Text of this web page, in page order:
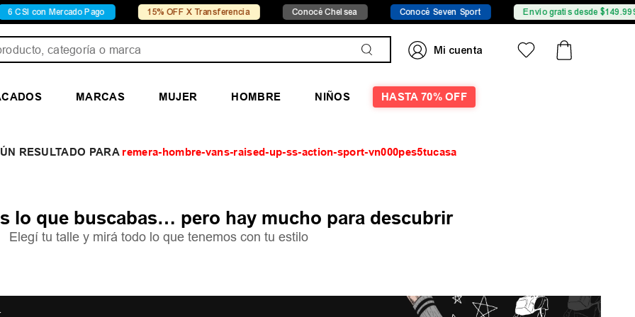
CSI con Mercado Pago 15% OFF X Transferencia Conocé Chelsea Conocé Seven Sport Envío gratis desde $149.999
MARCAS MUJER HOMBRE NIÑOS HASTA 70% OFF
remera-hombre-vans-raised-up-ss-action-sport-vn000pes5tucasa
lo que buscabas… pero hay mucho para descubrir
Elegí tu talle y mirá todo lo que tenemos con tu estilo